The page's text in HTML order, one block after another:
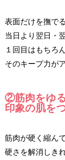
表面だけを撫で
当日より翌日・
１回目はもちろ
そのキープ力が
②筋肉をゆ
印象の肌を
筋肉が硬く縮ん
硬さを解消しき